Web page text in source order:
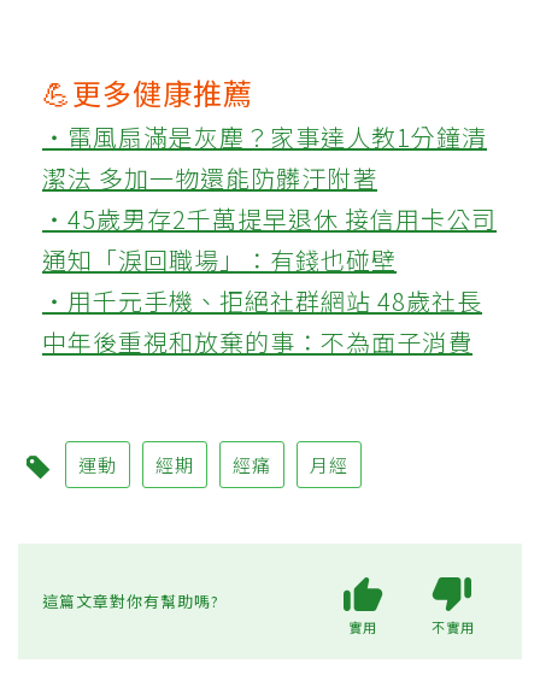
💪更多健康推薦
‧電風扇滿是灰塵？家事達人教1分鐘清
潔法 多加一物還能防髒汙附著
‧45歲男存2千萬提早退休 接信用卡公司
通知「淚回職場」：有錢也碰壁
‧用千元手機、拒絕社群網站 48歲社長
中年後重視和放棄的事：不為面子消費
運動 經期 經痛 月經
這篇文章對你有幫助嗎?
實用 不實用